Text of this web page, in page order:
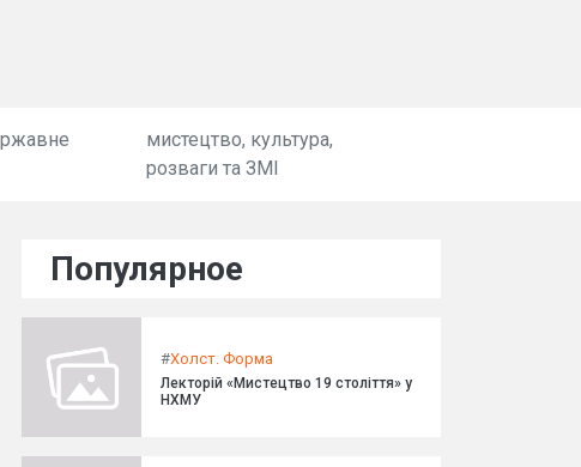
мистецтво, культура,
розваги та ЗМІ
Популярное
#Холст. Форма
Лекторій «Мистецтво 19 століття» у
НХМУ